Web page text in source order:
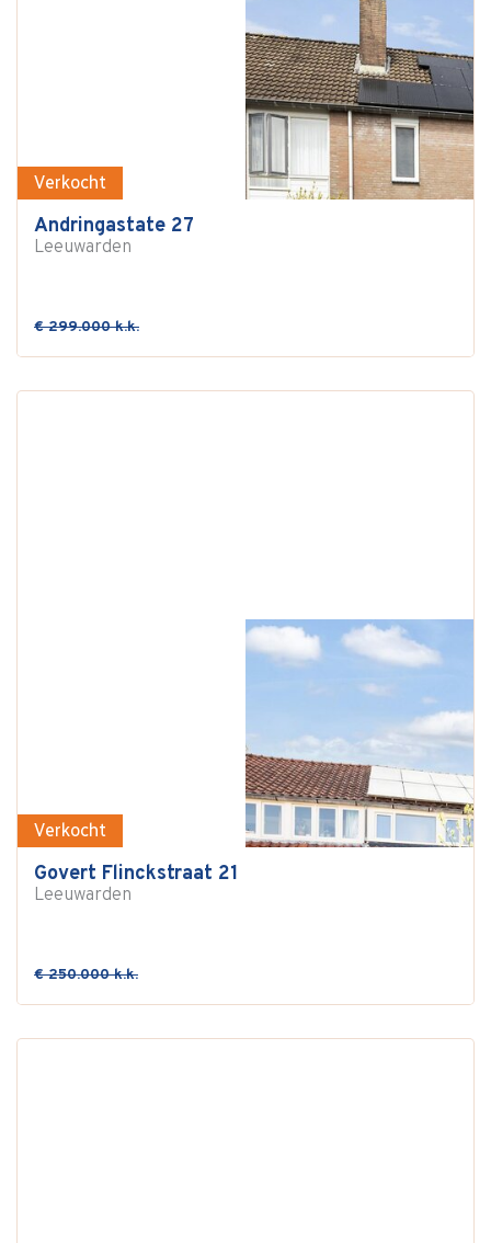
Verkocht
Andringastate 27
Leeuwarden
€ 299.000 k.k.
Verkocht
Govert Flinckstraat 21
Leeuwarden
€ 250.000 k.k.